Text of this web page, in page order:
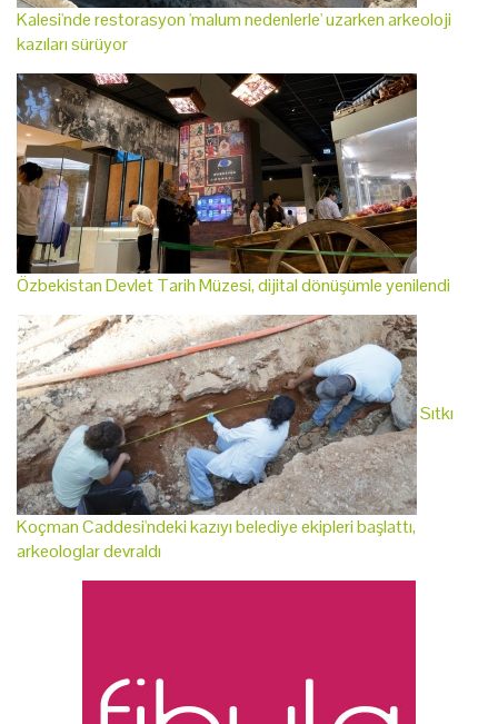
Kalesi'nde restorasyon 'malum nedenlerle' uzarken arkeoloji
kazıları sürüyor
Özbekistan Devlet Tarih Müzesi, dijital dönüşümle yenilendi
Sıtkı
Koçman Caddesi'ndeki kazıyı belediye ekipleri başlattı,
arkeologlar devraldı